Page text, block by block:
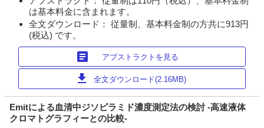
は基本料金に含まれます。
全文ダウンロード： 従量制、基本料金制の方共に913円
(税込) です。
article アブストラクトを見る
download 全文ダウンロード(2.16MB)
Emitによる血清中ジソピラミド濃度測定法の検討 -高速液体
クロマトグラフィーとの比較-